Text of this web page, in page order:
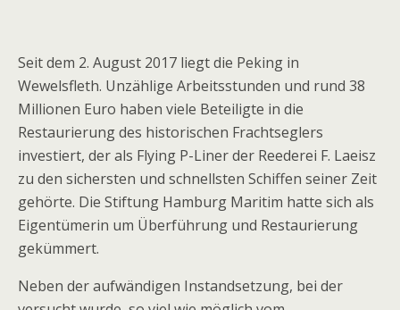
Seit dem 2. August 2017 liegt die Peking in
Wewelsfleth. Unzählige Arbeitsstunden und rund 38
Millionen Euro haben viele Beteiligte in die
Restaurierung des historischen Frachtseglers
investiert, der als Flying P-Liner der Reederei F. Laeisz
zu den sichersten und schnellsten Schiffen seiner Zeit
gehörte. Die Stiftung Hamburg Maritim hatte sich als
Eigentümerin um Überführung und Restaurierung
gekümmert.
Neben der aufwändigen Instandsetzung, bei der